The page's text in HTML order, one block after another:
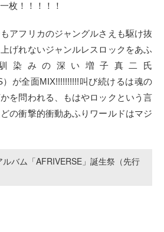
枚！！！！！
アフリカのジャングルさえも駆け抜
げれないジャンルレスロックをあふ
染みの深い増子真二氏
）が全面MIX!!!!!!!!!!叫び続けるは魂の
を問われる、もはやロックという言
の衝撃的衝動あふりワールドはマジ
バム「AFRIVERSE」誕生祭（先行